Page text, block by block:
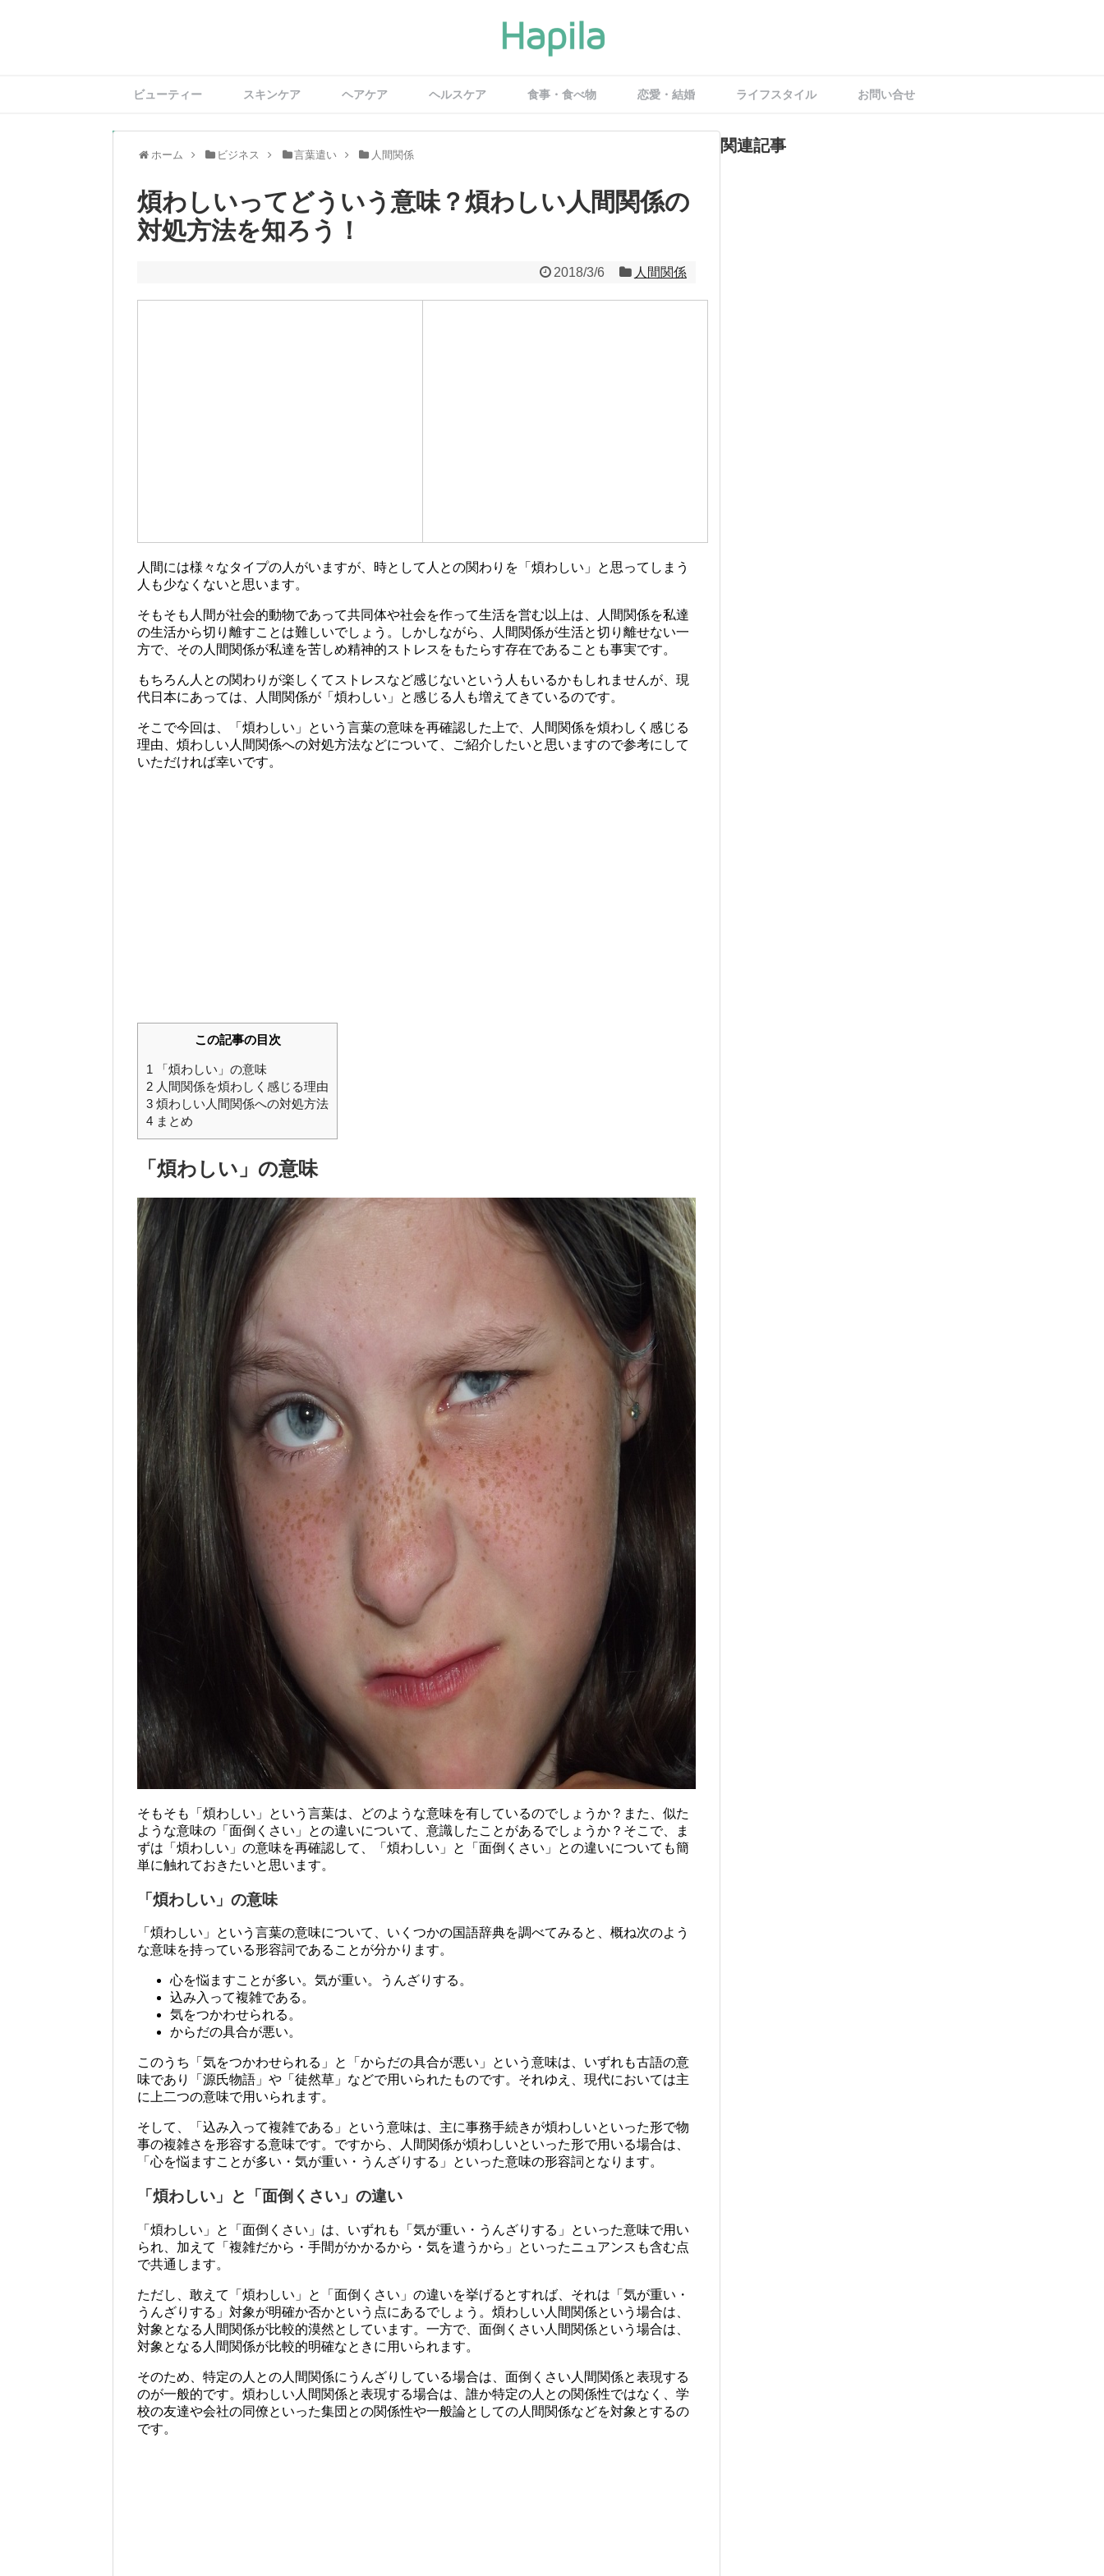
ビューティー スキンケア ヘアケア ヘルスケア 食事・食べ物 恋愛・結婚 ライフスタイル お問い合せ
ホーム ビジネス 言葉遣い 人間関係
煩わしいってどういう意味？煩わしい人間関係の
対処方法を知ろう！
2018/3/6 人間関係
人間には様々なタイプの人がいますが、時として人との関わりを「煩わしい」と思ってしまう
人も少なくないと思います。
そもそも人間が社会的動物であって共同体や社会を作って生活を営む以上は、人間関係を私達
の生活から切り離すことは難しいでしょう。しかしながら、人間関係が生活と切り離せない一
方で、その人間関係が私達を苦しめ精神的ストレスをもたらす存在であることも事実です。
もちろん人との関わりが楽しくてストレスなど感じないという人もいるかもしれませんが、現
代日本にあっては、人間関係が「煩わしい」と感じる人も増えてきているのです。
そこで今回は、「煩わしい」という言葉の意味を再確認した上で、人間関係を煩わしく感じる
理由、煩わしい人間関係への対処方法などについて、ご紹介したいと思いますので参考にして
いただければ幸いです。
この記事の目次
1 「煩わしい」の意味
2 人間関係を煩わしく感じる理由
3 煩わしい人間関係への対処方法
4 まとめ
「煩わしい」の意味
そもそも「煩わしい」という言葉は、どのような意味を有しているのでしょうか？また、似た
ような意味の「面倒くさい」との違いについて、意識したことがあるでしょうか？そこで、ま
ずは「煩わしい」の意味を再確認して、「煩わしい」と「面倒くさい」との違いについても簡
単に触れておきたいと思います。
「煩わしい」の意味
「煩わしい」という言葉の意味について、いくつかの国語辞典を調べてみると、概ね次のよう
な意味を持っている形容詞であることが分かります。
心を悩ますことが多い。気が重い。うんざりする。
込み入って複雑である。
気をつかわせられる。
からだの具合が悪い。
このうち「気をつかわせられる」と「からだの具合が悪い」という意味は、いずれも古語の意
味であり「源氏物語」や「徒然草」などで用いられたものです。それゆえ、現代においては主
に上二つの意味で用いられます。
そして、「込み入って複雑である」という意味は、主に事務手続きが煩わしいといった形で物
事の複雑さを形容する意味です。ですから、人間関係が煩わしいといった形で用いる場合は、
「心を悩ますことが多い・気が重い・うんざりする」といった意味の形容詞となります。
「煩わしい」と「面倒くさい」の違い
「煩わしい」と「面倒くさい」は、いずれも「気が重い・うんざりする」といった意味で用い
られ、加えて「複雑だから・手間がかかるから・気を遣うから」といったニュアンスも含む点
で共通します。
ただし、敢えて「煩わしい」と「面倒くさい」の違いを挙げるとすれば、それは「気が重い・
うんざりする」対象が明確か否かという点にあるでしょう。煩わしい人間関係という場合は、
対象となる人間関係が比較的漠然としています。一方で、面倒くさい人間関係という場合は、
対象となる人間関係が比較的明確なときに用いられます。
そのため、特定の人との人間関係にうんざりしている場合は、面倒くさい人間関係と表現する
のが一般的です。煩わしい人間関係と表現する場合は、誰か特定の人との関係性ではなく、学
校の友達や会社の同僚といった集団との関係性や一般論としての人間関係などを対象とするの
です。
関連記事